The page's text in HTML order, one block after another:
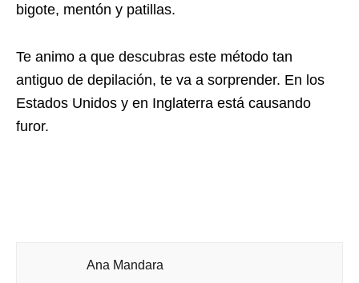
bigote, mentón y patillas.
Te animo a que descubras este método tan
antiguo de depilación, te va a sorprender. En los
Estados Unidos y en Inglaterra está causando
furor.
Ana Mandara